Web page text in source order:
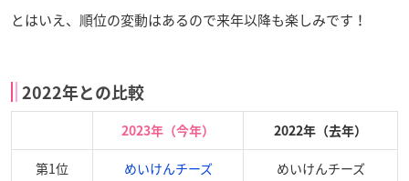
とはいえ、順位の変動はあるので来年以降も楽しみです！
2022年との比較
2023年（今年） 2022年（去年）
第1位 めいけんチーズ めいけんチーズ